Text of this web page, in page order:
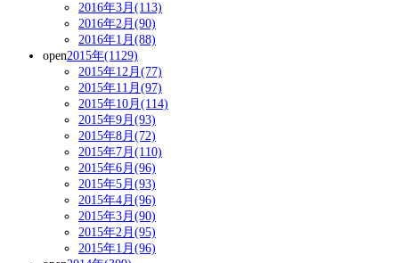
2016年3月(113)
2016年2月(90)
2016年1月(88)
open2015年(1129)
2015年12月(77)
2015年11月(97)
2015年10月(114)
2015年9月(93)
2015年8月(72)
2015年7月(110)
2015年6月(96)
2015年5月(93)
2015年4月(96)
2015年3月(90)
2015年2月(95)
2015年1月(96)